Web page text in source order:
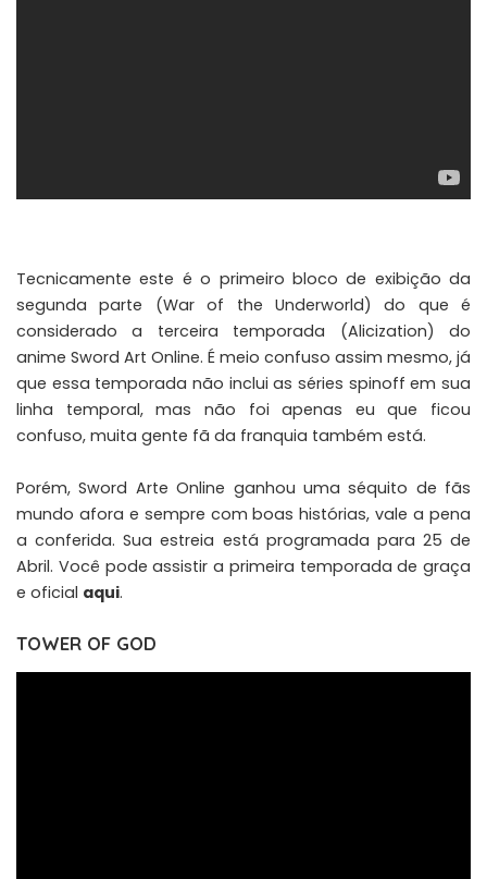
Tecnicamente este é o primeiro bloco de exibição da
segunda parte (War of the Underworld) do que é
considerado a terceira temporada (Alicization) do
anime Sword Art Online. É meio confuso assim mesmo, já
que essa temporada não inclui as séries spinoff em sua
linha temporal, mas não foi apenas eu que ficou
confuso, muita gente fã da franquia também está.
Porém, Sword Arte Online ganhou uma séquito de fãs
mundo afora e sempre com boas histórias, vale a pena
a conferida. Sua estreia está programada para 25 de
Abril. Você pode assistir a primeira temporada de graça
e oficial aqui.
TOWER OF GOD